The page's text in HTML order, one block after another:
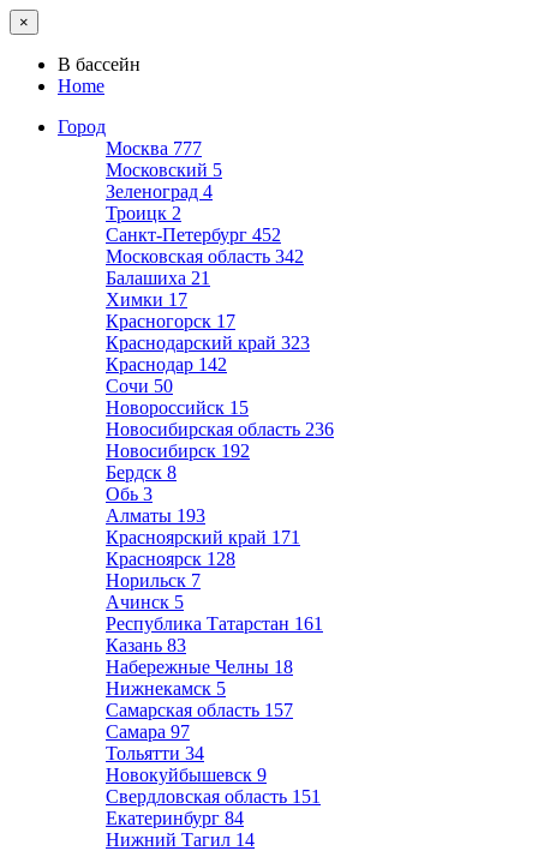
×
В бассейн
Home
Город
Москва 777
Московский 5
Зеленоград 4
Троицк 2
Санкт-Петербург 452
Московская область 342
Балашиха 21
Химки 17
Красногорск 17
Краснодарский край 323
Краснодар 142
Сочи 50
Новороссийск 15
Новосибирская область 236
Новосибирск 192
Бердск 8
Обь 3
Алматы 193
Красноярский край 171
Красноярск 128
Норильск 7
Ачинск 5
Республика Татарстан 161
Казань 83
Набережные Челны 18
Нижнекамск 5
Самарская область 157
Самара 97
Тольятти 34
Новокуйбышевск 9
Свердловская область 151
Екатеринбург 84
Нижний Тагил 14